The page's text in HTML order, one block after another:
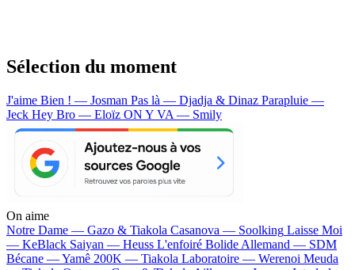
Sélection du moment
J'aime Bien ! — Josman Pas là — Djadja & Dinaz Parapluie —
Jeck Hey Bro — Eloïz ON Y VA — Smily
On aime
Notre Dame — Gazo & Tiakola Casanova — Soolking Laisse Moi
— KeBlack Saiyan — Heuss L'enfoiré Bolide Allemand — SDM
Bécane —Yamê 200K — Tiakola Laboratoire — Werenoi Meuda